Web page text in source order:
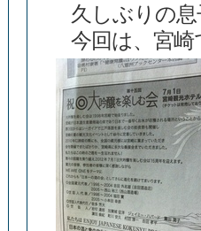
久しぶりの息
今回は、宮崎